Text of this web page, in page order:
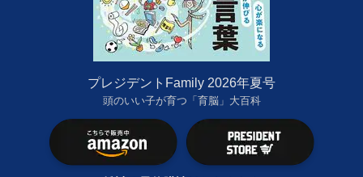
プレジデントFamily 2026年夏号
頭のいい子が育つ「育脳」大百科